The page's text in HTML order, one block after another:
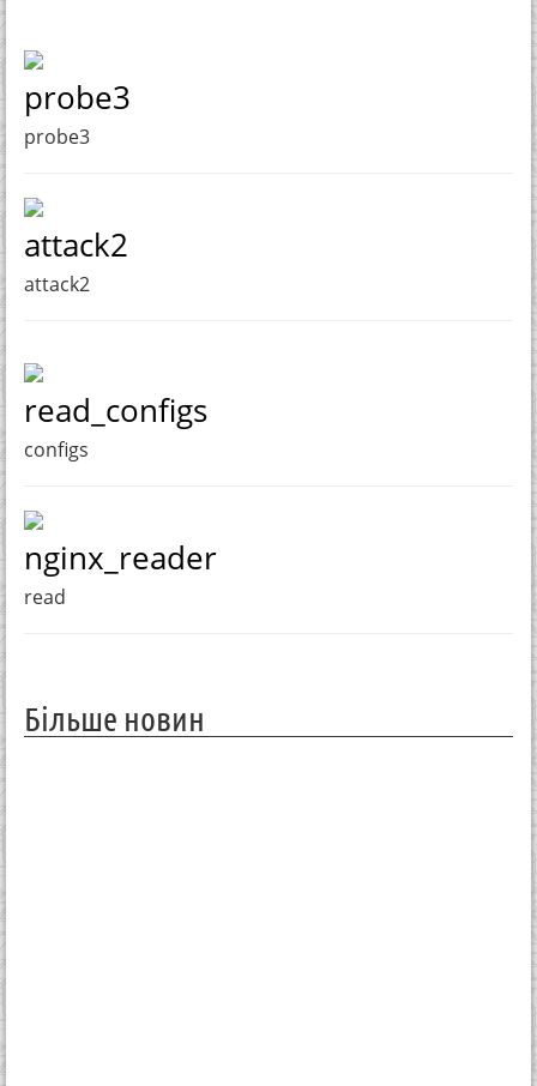
probe3
probe3
attack2
attack2
read_configs
configs
nginx_reader
read
Більше новин